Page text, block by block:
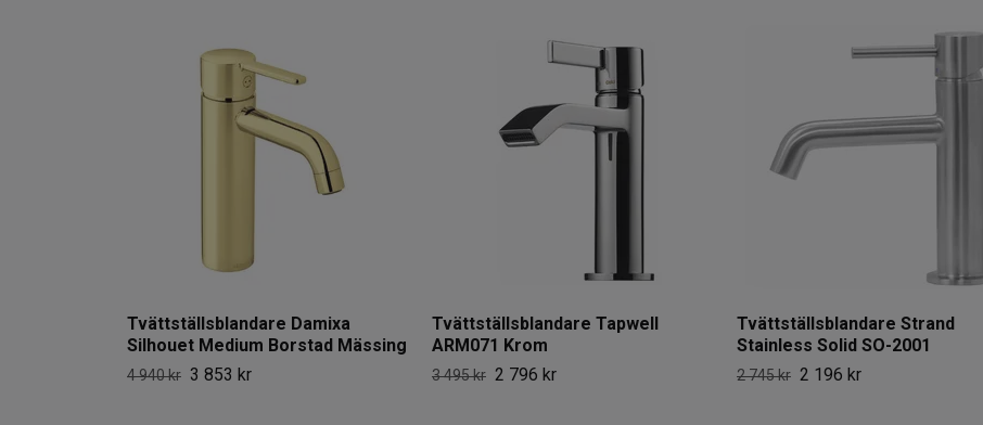
Tvättställsblandare Damixa
Silhouet Medium Borstad Mässing
4 940 kr 3 853 kr
Tvättställsblandare Tapwell
ARM071 Krom
3 495 kr 2 796 kr
Tvättställsblandare Strand
Stainless Solid SO-2001
2 745 kr 2 196 kr